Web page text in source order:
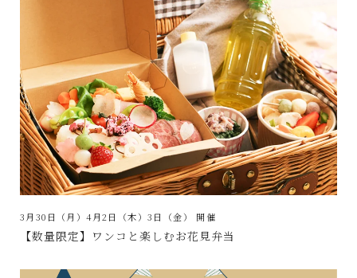
3月30日（月）4月2日（木）3日（金） 開催
【数量限定】ワンコと楽しむお花見弁当